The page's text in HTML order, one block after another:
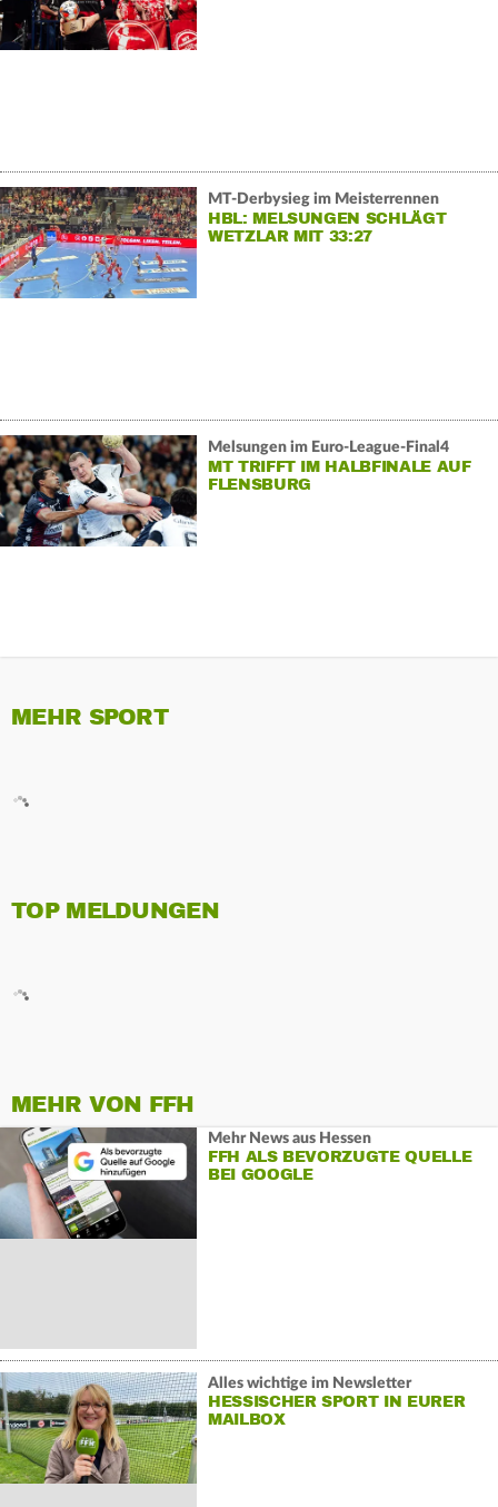
MT-Derbysieg im Meisterrennen
HBL: MELSUNGEN SCHLÄGT
WETZLAR MIT 33:27
Melsungen im Euro-League-Final4
MT TRIFFT IM HALBFINALE AUF
FLENSBURG
MEHR SPORT
TOP MELDUNGEN
MEHR VON FFH
Mehr News aus Hessen
FFH ALS BEVORZUGTE QUELLE
BEI GOOGLE
Alles wichtige im Newsletter
HESSISCHER SPORT IN EURER
MAILBOX